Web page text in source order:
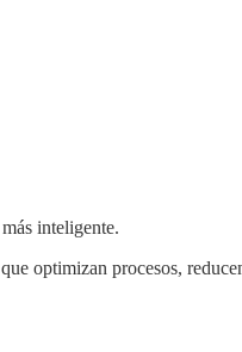
más inteligente.
que optimizan procesos,